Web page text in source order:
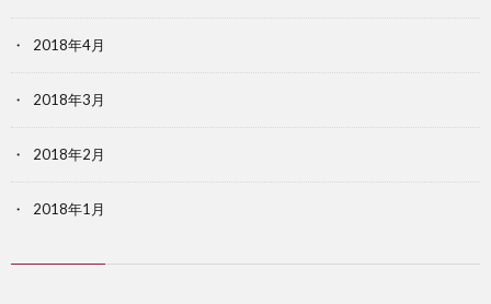
2018年4月
2018年3月
2018年2月
2018年1月